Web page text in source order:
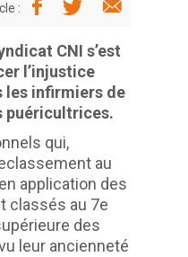
:
CNI s’est
l’injustice
les infirmiers de
puéricultrices.
qui,
au
application des
classés au 7e
des
leur ancienneté